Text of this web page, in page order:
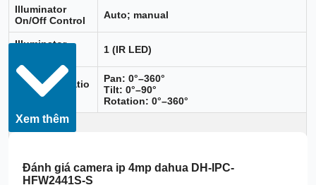
Illuminator
On/Off Control
Auto; manual
Illuminator
1 (IR LED)
Pan/Tilt/Rotatio
n Range
Pan: 0°–360°
Tilt: 0°–90°
Rotation: 0°–360°
Lens
Lens Mount M12
Xem thêm
Đánh giácamera ip 4mp dahua DH-IPC-
HFW2441S-S